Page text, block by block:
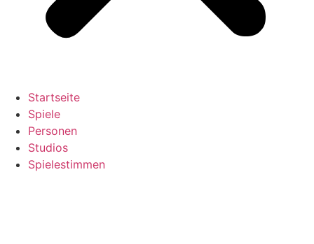
Startseite
Spiele
Personen
Studios
Spielestimmen